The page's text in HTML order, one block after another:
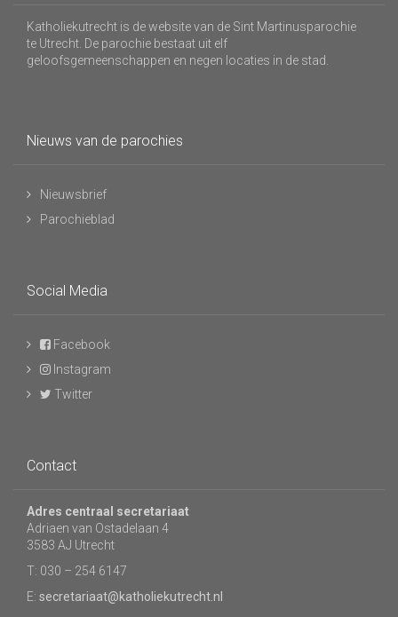
Katholiekutrecht is de website van de Sint Martinusparochie
te Utrecht. De parochie bestaat uit elf
geloofsgemeenschappen en negen locaties in de stad.
Nieuws van de parochies
Nieuwsbrief
Parochieblad
Social Media
Facebook
Instagram
Twitter
Contact
Adres centraal secretariaat
Adriaen van Ostadelaan 4
3583 AJ Utrecht
T: 030 – 254 6147
E: secretariaat@katholiekutrecht.nl